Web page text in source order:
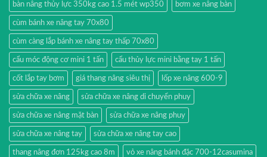
bàn nâng thủy lực 350kg cao 1.5 mét wp350 bơm xe nâng bàn
cùm bánh xe nâng tay 70x80
cùm càng lắp bánh xe nâng tay thấp 70x80
cẩu móc động cơ mini 1 tấn cẩu thủy lực mini bằng tay 1 tấn
cốt lắp tay bơm giá thang nâng siêu thị lốp xe nâng 600-9
sửa chữa xe nâng sửa chữa xe nâng di chuyển phuy
sửa chữa xe nâng mặt bàn sửa chữa xe nâng phuy
sửa chữa xe nâng tay sửa chữa xe nâng tay cao
thang nâng đơn 125kg cao 8m vỏ xe nâng bánh đặc 700-12casumina